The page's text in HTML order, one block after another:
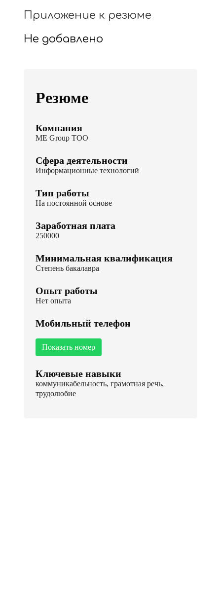
Приложение к резюме
Не добавлено
Резюме
Компания
ME Group ТОО
Сфера деятельности
Информационные технологий
Тип работы
На постоянной основе
Заработная плата
250000
Минимальная квалификация
Степень бакалавра
Опыт работы
Нет опыта
Мобильный телефон
Показать номер
Ключевые навыки
коммуникабельность, грамотная речь,
трудолюбие